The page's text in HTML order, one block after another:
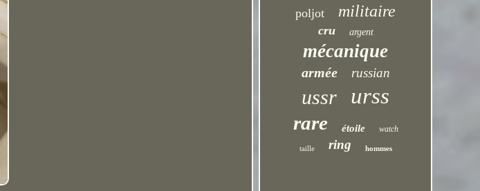
poljot militaire
cru argent
mécanique
armée russian
ussr urss
rare étoile watch
taille ring hommes